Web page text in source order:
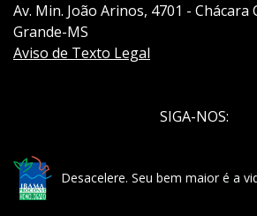
Av. Min. João Arinos, 4701 - Chácara
Grande-MS
Aviso de Texto Legal
SIGA-NOS:
Desacelere. Seu bem maior é a